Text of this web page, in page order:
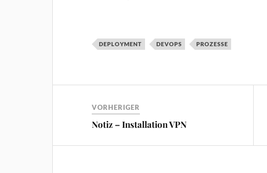
DEPLOYMENT DEVOPS PROZESSE
VORHERIGER
Notiz – Installation VPN